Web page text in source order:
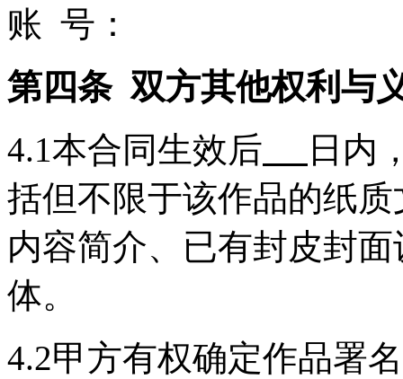
账 号：
第四条 双方其他权利与
4.1本合同生效后
日内
括但不限于该作品的纸
内容简介、已有封皮封
体。
4.2甲方有权确定作品署